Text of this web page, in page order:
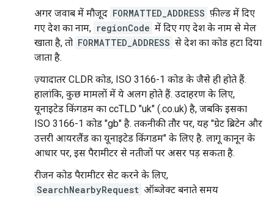
अगर जवाब में मौजूद FORMATTED_ADDRESS फ़ील्ड में दिए
गए देश का नाम, regionCode में दिए गए देश के नाम से मेल
खाता है, तो FORMATTED_ADDRESS से देश का कोड हटा दिया
जाता है.
ज़्यादातर CLDR कोड, ISO 3166-1 कोड के जैसे ही होते हैं.
हालांकि, कुछ मामलों में ये अलग होते हैं. उदाहरण के लिए,
यूनाइटेड किंगडम का ccTLD "uk" (.co.uk) है, जबकि इसका
ISO 3166-1 कोड "gb" है. तकनीकी तौर पर, यह "ग्रेट ब्रिटेन और
उत्तरी आयरलैंड का यूनाइटेड किंगडम" के लिए है. लागू कानून के
आधार पर, इस पैरामीटर से नतीजों पर असर पड़ सकता है.
रीजन कोड पैरामीटर सेट करने के लिए,
SearchNearbyRequest ऑब्जेक्ट बनाते समय